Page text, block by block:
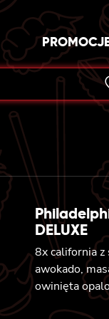
DELUXE
8x california
awokado,
owinięta